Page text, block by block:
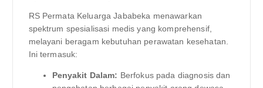
RS Permata Keluarga Jababeka menawarkan
spektrum spesialisasi medis yang komprehensif,
melayani beragam kebutuhan perawatan kesehatan.
Ini termasuk:
Penyakit Dalam: Berfokus pada diagnosis dan